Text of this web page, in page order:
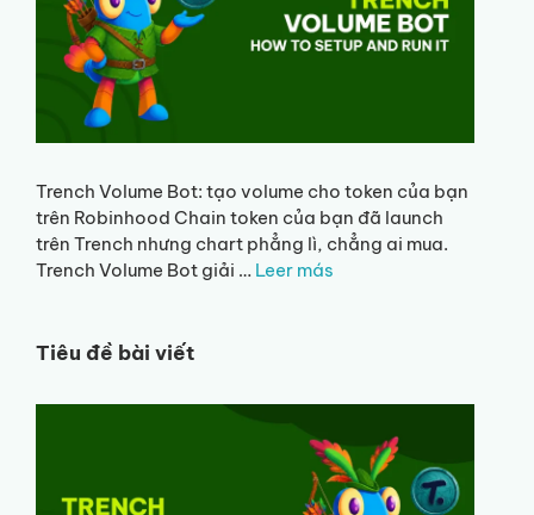
Trench Volume Bot: tạo volume cho token của bạn
trên Robinhood Chain token của bạn đã launch
trên Trench nhưng chart phẳng lì, chẳng ai mua.
Trench Volume Bot giải … Leer más
Tiêu đề bài viết